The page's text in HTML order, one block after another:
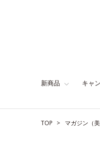
新商品 キャ
TOP マガジン（